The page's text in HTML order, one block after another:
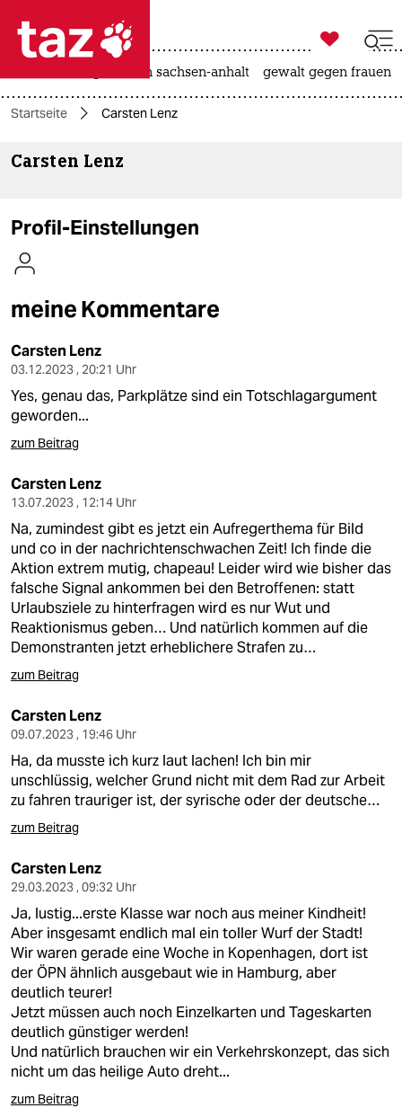
 taz zahl ich
taz zahl ich
themen
kultur
sport
berlin
nord
wahrheit
verlag
verlag
veranstaltungen
shop
fragen & hilfe
abo
genossenschaft
epaper login

taz zahl ich
landtagswahl in sachsen-anhalt gewalt gegen frauen
Startseite Carsten Lenz
Carsten Lenz
Profil-Einstellungen
meine Kommentare
Carsten Lenz
03.12.2023 , 20:21 Uhr
Yes, genau das, Parkplätze sind ein Totschlagargument
geworden...
zum Beitrag
Carsten Lenz
13.07.2023 , 12:14 Uhr
Na, zumindest gibt es jetzt ein Aufregerthema für Bild
und co in der nachrichtenschwachen Zeit! Ich finde die
Aktion extrem mutig, chapeau! Leider wird wie bisher das
falsche Signal ankommen bei den Betroffenen: statt
Urlaubsziele zu hinterfragen wird es nur Wut und
Reaktionismus geben… Und natürlich kommen auf die
Demonstranten jetzt erheblichere Strafen zu…
zum Beitrag
Carsten Lenz
09.07.2023 , 19:46 Uhr
Ha, da musste ich kurz laut lachen! Ich bin mir
unschlüssig, welcher Grund nicht mit dem Rad zur Arbeit
zu fahren trauriger ist, der syrische oder der deutsche…
zum Beitrag
Carsten Lenz
29.03.2023 , 09:32 Uhr
Ja, lustig...erste Klasse war noch aus meiner Kindheit!
Aber insgesamt endlich mal ein toller Wurf der Stadt!
Wir waren gerade eine Woche in Kopenhagen, dort ist
der ÖPN ähnlich ausgebaut wie in Hamburg, aber
deutlich teurer!
Jetzt müssen auch noch Einzelkarten und Tageskarten
deutlich günstiger werden!
Und natürlich brauchen wir ein Verkehrskonzept, das sich
nicht um das heilige Auto dreht...
zum Beitrag